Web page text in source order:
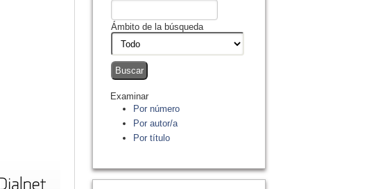
Ámbito de la búsqueda
Examinar
Por número
Por autor/a
Por título